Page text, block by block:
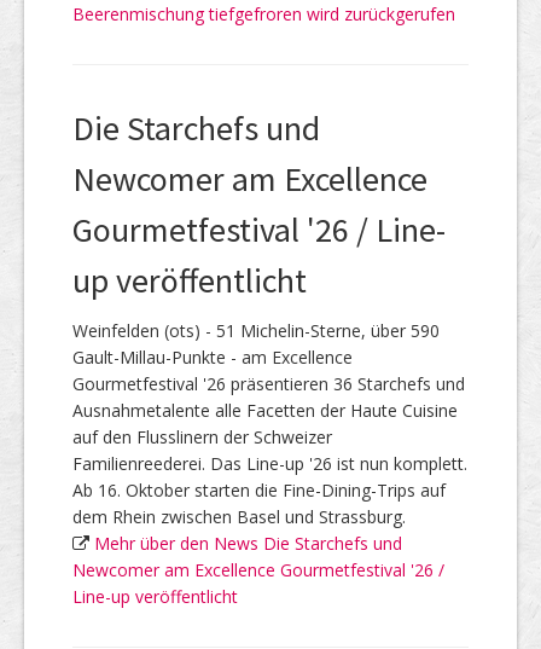
Beerenmischung tiefgefroren wird zurückgerufen
Die Starchefs und
Newcomer am Excellence
Gourmetfestival '26 / Line-
up veröffentlicht
Weinfelden (ots) - 51 Michelin-Sterne, über 590
Gault-Millau-Punkte - am Excellence
Gourmetfestival '26 präsentieren 36 Starchefs und
Ausnahmetalente alle Facetten der Haute Cuisine
auf den Flusslinern der Schweizer
Familienreederei. Das Line-up '26 ist nun komplett.
Ab 16. Oktober starten die Fine-Dining-Trips auf
dem Rhein zwischen Basel und Strassburg.
Mehr über den News Die Starchefs und
Newcomer am Excellence Gourmetfestival '26 /
Line-up veröffentlicht